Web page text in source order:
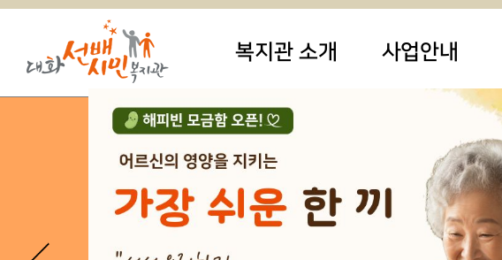
복지관 소개 사업안내